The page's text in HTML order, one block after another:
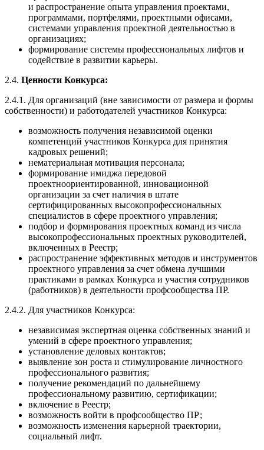
и распространение опыта управления проектами,
программами, портфелями, проектными офисами,
системами управления проектной деятельностью в
организациях;
формирование системы профессиональных лифтов и
содействие в развитии карьеры.
2.4. Ценности Конкурса:
2.4.1. Для организаций (вне зависимости от размера и формы
собственности) и работодателей участников Конкурса:
возможность получения независимой оценки
компетенций участников Конкурса для принятия
кадровых решений;
нематериальная мотивация персонала;
формирование имиджа передовой
проектноориентированной, инновационной
организации за счет наличия в штате
сертифицированных высокопрофессиональных
специалистов в сфере проектного управления;
подбор и формирования проектных команд из числа
высокопрофессиональных проектных руководителей,
включенных в Реестр;
распространение эффективных методов и инструментов
проектного управления за счет обмена лучшими
практиками в рамках Конкурса и участия сотрудников
(работников) в деятельности профсообщества ПР.
2.4.2. Для участников Конкурса:
независимая экспертная оценка собственных знаний и
умений в сфере проектного управления;
установление деловых контактов;
выявление зон роста и стимулирование личностного
профессионального развития;
получение рекомендаций по дальнейшему
профессиональному развитию, сертификации;
включение в Реестр;
возможность войти в профсообщество ПР;
возможность изменения карьерной траектории,
социальный лифт.